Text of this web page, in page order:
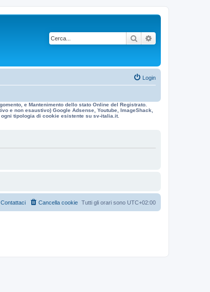
Cerca
Login
e Mantenimento dello stato Online del Registrato.
e non esaustivo) Google Adsense, Youtube, ImageShack,
tipologia di cookie esistente su sv-italia.it.
Tutti gli orari sono UTC+02:00
Cancella cookie
Contattaci